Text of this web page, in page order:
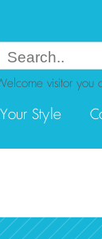
visitor you
Style